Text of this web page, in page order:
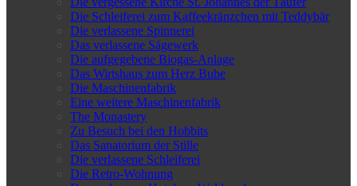
Die Schleiferei zum Kaffeekränzchen mit Teddybär
Die verlassene Spinnerei
Das verlassene Sägewerk
Die aufgegebene Biogas-Anlage
Das Wirtshaus zum Herz Bube
Die Maschinenfabrik
Eine weitere Maschinenfabrik
The Monastery
Zu Besuch bei den Hobbits
Das Sanatorium der Stille
Die verlassene Schleiferei
Die Retro-Wohnung